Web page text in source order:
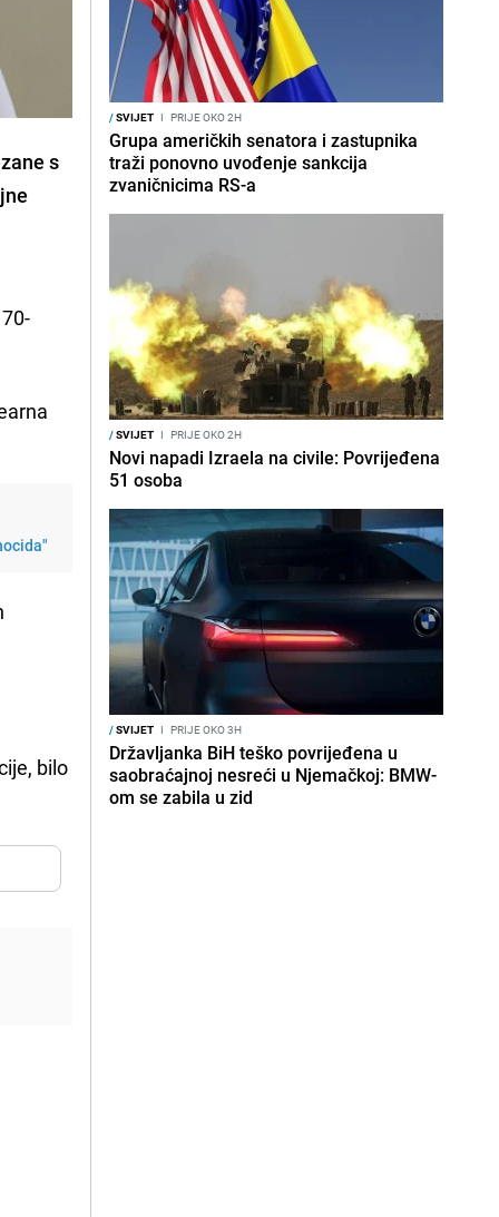
s
bilo
/SVIJET I PRIJE OKO 2H
Grupa američkih senatora i zastupnika
traži ponovno uvođenje sankcija
zvaničnicima RS-a
/SVIJET I PRIJE OKO 2H
Novi napadi Izraela na civile: Povrijeđena
51 osoba
/SVIJET I PRIJE OKO 3H
Državljanka BiH teško povrijeđena u
saobraćajnoj nesreći u Njemačkoj: BMW-
om se zabila u zid